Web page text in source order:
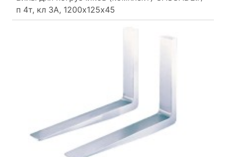
п 4т, кл 3А, 1200х125х45